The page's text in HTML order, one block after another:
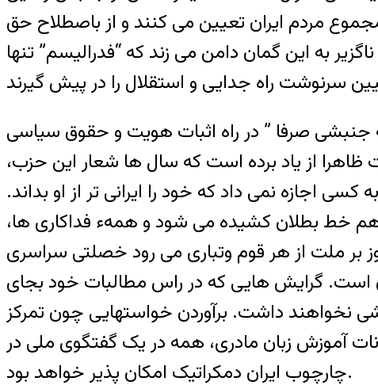
مردم ایران تعیین می کنند و از باصطلاح حق
به این گمان دامن می زند که “فدرالیسم” تنها
جنبشی صرفا ” در راه اثبات هویت و حقوق سیاسی
از یاد برده است که سال ها شعار این حزب،
اجازه نمی داد که خود را ایرانی تر از او بداند.
هم خط بطلان کشیده می شود و همهء فداکاری ها،
بر ملت از هر قوم وتباری می رود خصلتی سراسری
است. گرایش هایی که در راس مطالبات خود بجای
نخواهند داشت. برآوردن خواستهایی چون تمرکز
آموزش زبان مادری، همه در یک گفتگوی ملی در
چارچوب ایران دمکراتیک امکان پذیر خواهد بود.